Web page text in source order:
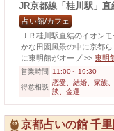
JR京都線「桂川駅」直
占い館/カフェ
ＪＲ桂川駅直結のイオン
かな田園風景の中に京都
に東明館がオープ>> 東明
営業時間
11:00～19:30
得意相談
恋愛、結婚、家族
談、金運
京都占いの館 千